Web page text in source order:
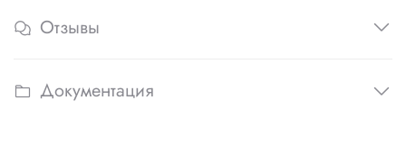
Отзывы
Документация